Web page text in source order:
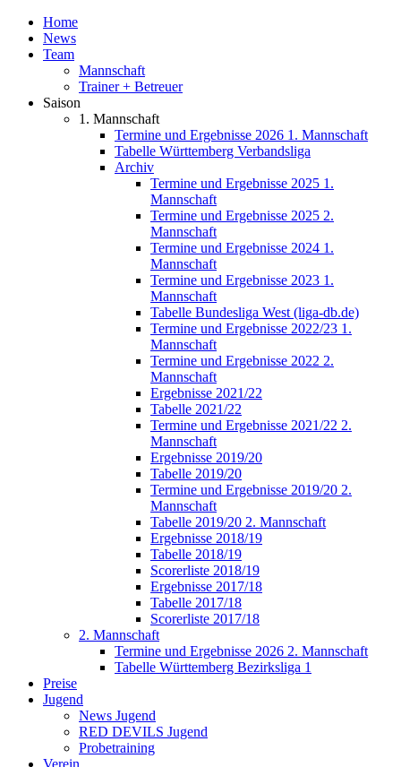
Home
News
Team
Mannschaft
Trainer + Betreuer
Saison
1. Mannschaft
Termine und Ergebnisse 2026 1. Mannschaft
Tabelle Württemberg Verbandsliga
Archiv
Termine und Ergebnisse 2025 1.
Mannschaft
Termine und Ergebnisse 2025 2.
Mannschaft
Termine und Ergebnisse 2024 1.
Mannschaft
Termine und Ergebnisse 2023 1.
Mannschaft
Tabelle Bundesliga West (liga-db.de)
Termine und Ergebnisse 2022/23 1.
Mannschaft
Termine und Ergebnisse 2022 2.
Mannschaft
Ergebnisse 2021/22
Tabelle 2021/22
Termine und Ergebnisse 2021/22 2.
Mannschaft
Ergebnisse 2019/20
Tabelle 2019/20
Termine und Ergebnisse 2019/20 2.
Mannschaft
Tabelle 2019/20 2. Mannschaft
Ergebnisse 2018/19
Tabelle 2018/19
Scorerliste 2018/19
Ergebnisse 2017/18
Tabelle 2017/18
Scorerliste 2017/18
2. Mannschaft
Termine und Ergebnisse 2026 2. Mannschaft
Tabelle Württemberg Bezirksliga 1
Preise
Jugend
News Jugend
RED DEVILS Jugend
Probetraining
Verein